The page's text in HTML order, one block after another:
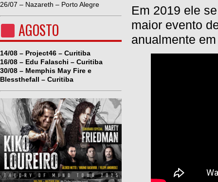
26/07 – Nazareth – Porto Alegre
AGOSTO
14/08 – Project46 – Curitiba
16/08 – Edu Falaschi – Curitiba
30/08 – Memphis May Fire e
Blessthefall – Curitiba
Em 2019 ele
maior evento
anualmente